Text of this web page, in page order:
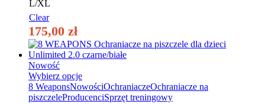
L/XL
Clear
175,00 zł
Nowość
Wybierz opcjeTen
produkt
ma
8 WeaponsNowościOchraniaczeOchraniacze na
piszczeleProducenciSprzęt treningowy